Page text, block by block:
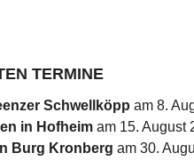
TERMINE
Schwellköpp am 8.
in Hofheim am 15. August
Burg Kronberg am 30.